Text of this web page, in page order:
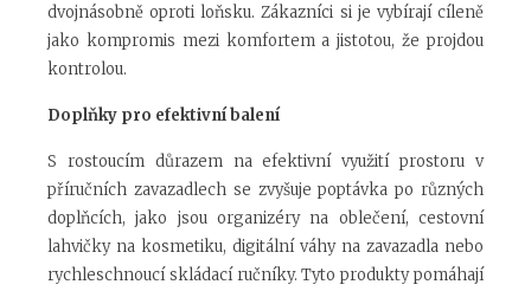
dvojnásobně oproti loňsku. Zákazníci si je vybírají cíleně
jako kompromis mezi komfortem a jistotou, že projdou
kontrolou.
Doplňky pro efektivní balení
S rostoucím důrazem na efektivní využití prostoru v
příručních zavazadlech se zvyšuje poptávka po různých
doplňcích, jako jsou organizéry na oblečení, cestovní
lahvičky na kosmetiku, digitální váhy na zavazadla nebo
rychleschnoucí skládací ručníky. Tyto produkty pomáhají